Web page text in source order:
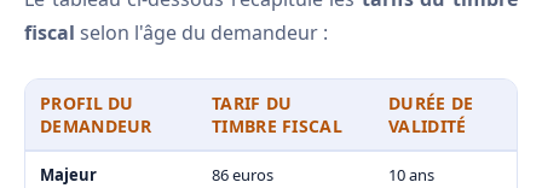
fiscal selon l'âge du demandeur :
PROFIL DU
DEMANDEUR
TARIF DU
TIMBRE FISCAL
DURÉE DE
VALIDITÉ
Majeur 86 euros 10 ans